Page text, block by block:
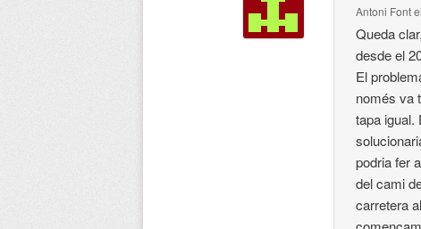
Antoni Font
Queda
desde el
El
només va
tapa igual.
podria fer
del cami
carretera